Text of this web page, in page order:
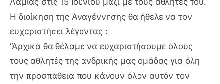
Η διοίκηση της Αναγέννησης θα ήθελε να τον
ευχαριστήσει λέγοντας :
“Αρχικά θα θέλαμε να ευχαριστήσουμε όλους
τους αθλητές της ανδρικής μας ομάδας για όλη
την προσπάθεια που κάνουν όλον αυτόν τον